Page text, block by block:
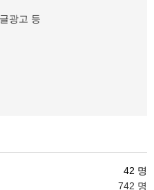
광고 등
42 명
742 명